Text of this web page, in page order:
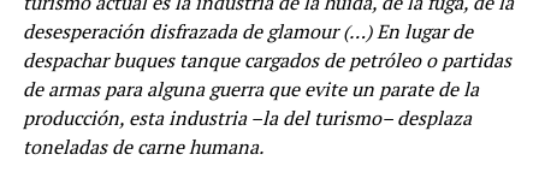
desesperación disfrazada de glamour (…) En lugar de
despachar buques tanque cargados de petróleo o partidas
de armas para alguna guerra que evite un parate de la
producción, esta industria –la del turismo– desplaza
toneladas de carne humana.